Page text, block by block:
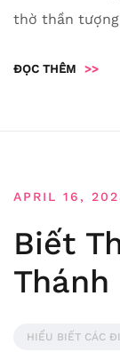
thờ thần
ĐỌC THÊM >>
APRIL 16,
Biết
Thánh
HIỂU BIẾT CÁC